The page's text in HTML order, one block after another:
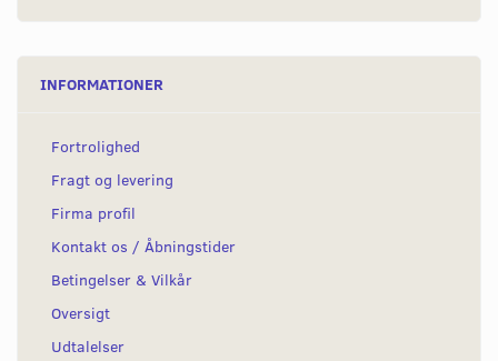
INFORMATIONER
Fortrolighed
Fragt og levering
Firma profil
Kontakt os / Åbningstider
Betingelser & Vilkår
Oversigt
Udtalelser